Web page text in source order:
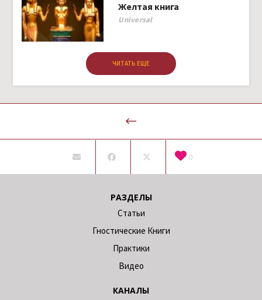
Желтая книга
Author
Universal
ЧИТАТЬ ЕЩЕ
0
РАЗДЕЛЫ
Статьи
Гностические Книги
Практики
Видео
КАНАЛЫ